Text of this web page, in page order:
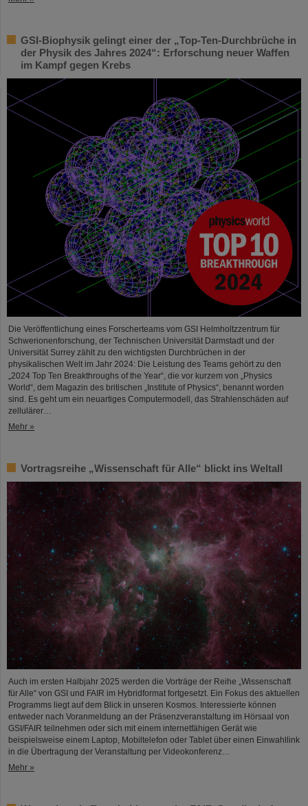
GSI-Biophysik gelingt einer der „Top-Ten-Durchbrüche in
der Physik des Jahres 2024“: Erforschung neuer Waffen
im Kampf gegen Krebs
Die Veröffentlichung eines Forscherteams vom GSI Helmholtzzentrum für
Schwerionenforschung, der Technischen Universität Darmstadt und der
Universität Surrey zählt zu den wichtigsten Durchbrüchen in der
physikalischen Welt im Jahr 2024: Die Leistung des Teams gehört zu den
„2024 Top Ten Breakthroughs of the Year“, die vor kurzem von „Physics
World“, dem Magazin des britischen „Institute of Physics“, benannt worden
sind. Es geht um ein neuartiges Computermodell, das Strahlenschäden auf
zellulärer…
Mehr »
Vortragsreihe „Wissenschaft für Alle“ blickt ins Weltall
Auch im ersten Halbjahr 2025 werden die Vorträge der Reihe „Wissenschaft
für Alle“ von GSI und FAIR im Hybridformat fortgesetzt. Ein Fokus des aktuellen
Programms liegt auf dem Blick in unseren Kosmos. Interessierte können
entweder nach Voranmeldung an der Präsenzveranstaltung im Hörsaal von
GSI/FAIR teilnehmen oder sich mit einem internetfähigen Gerät wie
beispielsweise einem Laptop, Mobiltelefon oder Tablet über einen Einwahllink
in die Übertragung der Veranstaltung per Videokonferenz…
Mehr »